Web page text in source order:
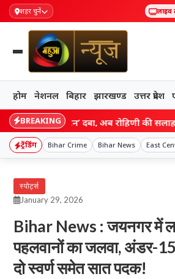
शहर चुनें लाइव
होम नेशनल बिहार झारखण्ड उत्तर प्रदेश
BREAKING
बटन’ दबा, अब रोहिणी की सलाह से
ट्रेंडिंग Bihar Crime Bihar News East
स्पोर्ट्स
January 29, 2026
Bihar News : जयनगर में
पहलवानों का जलवा, अंडर-
दो स्वर्ण समेत सात पदक!